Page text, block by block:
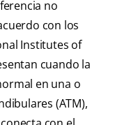
no
con los
Institutes of
cuando la
en una o
(ATM),